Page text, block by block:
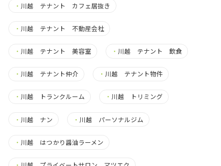
・ 川越 テナント カフェ居抜き
・ 川越 テナント 不動産会社
・ 川越 テナント 美容室 ・ 川越 テナント 飲食
・ 川越 テナント仲介 ・ 川越 テナント物件
・ 川越 トランクルーム ・ 川越 トリミング
・ 川越 ナン ・ 川越 パーソナルジム
・ 川越 はつかり醤油ラーメン